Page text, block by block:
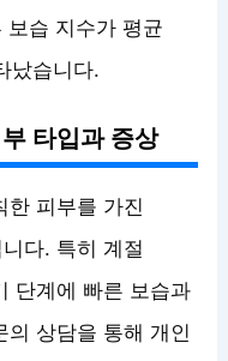
습 지수가 평균
났습니다.
타입과 증상
한 피부를 가진
다. 특히 계절
단계에 빠른 보습과
의 상담을 통해 개인